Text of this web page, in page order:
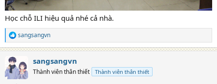
Học chỗ ILI hiệu quả nhé cả nhà.
R
e
c
t
i
sangsangvn
sangsangvn
Thành viên thân thiết Thành viên thân thiết